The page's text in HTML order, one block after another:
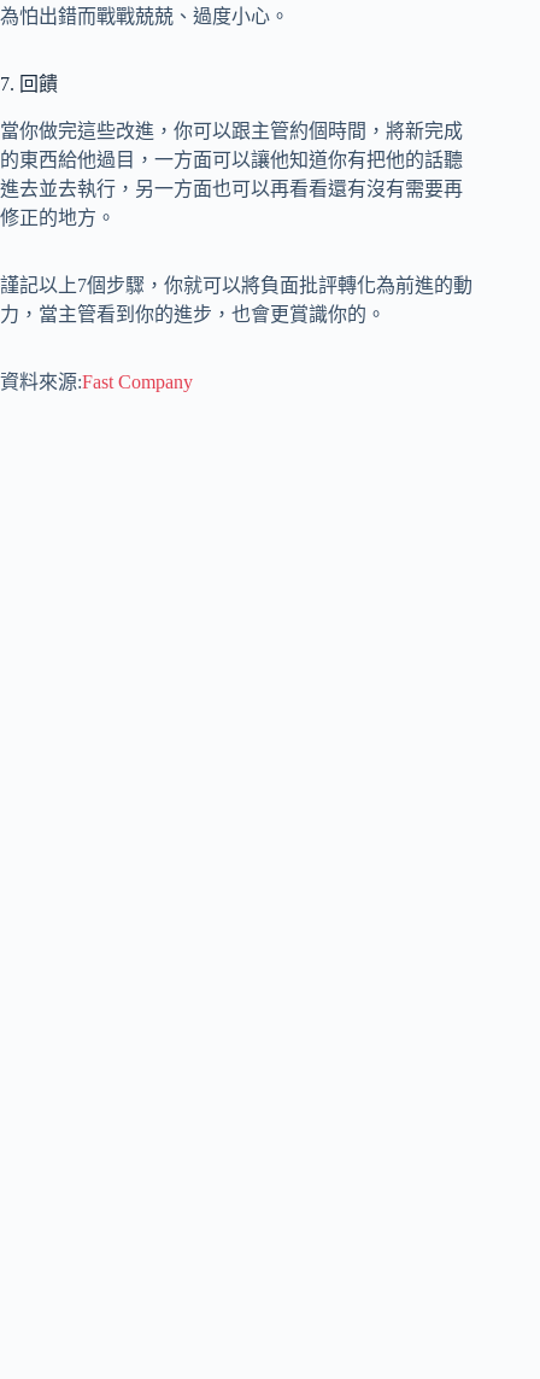
為怕出錯而戰戰兢兢、過度小心。
7. 回饋
當你做完這些改進，你可以跟主管約個時間，將新完成
的東西給他過目，一方面可以讓他知道你有把他的話聽
進去並去執行，另一方面也可以再看看還有沒有需要再
修正的地方。
謹記以上7個步驟，你就可以將負面批評轉化為前進的動
力，當主管看到你的進步，也會更賞識你的。
資料來源:Fast Company